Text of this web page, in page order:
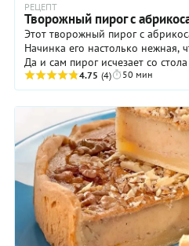
РЕЦЕПТ
Творожный пирог с
Этот творожный пирог с
Начинка его настолько нежная,
Да и сам пирог исчезает со
если планируете собрать ...
4.75 (4) 50 мин